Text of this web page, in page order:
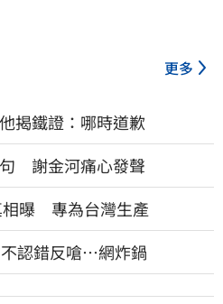
更多
揭鐵證：哪時道歉
謝金河痛心發聲
相曝 專為台灣生產
認錯反嗆⋯網炸鍋